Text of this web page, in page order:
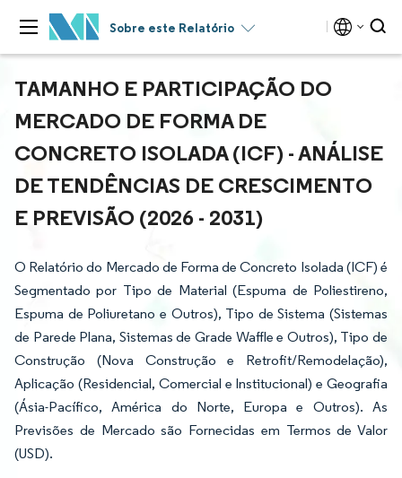
Sobre este Relatório
TAMANHO E PARTICIPAÇÃO DO
MERCADO DE FORMA DE
CONCRETO ISOLADA (ICF) - ANÁLISE
DE TENDÊNCIAS DE CRESCIMENTO
E PREVISÃO (2026 - 2031)
O Relatório do Mercado de Forma de Concreto Isolada (ICF) é
Segmentado por Tipo de Material (Espuma de Poliestireno,
Espuma de Poliuretano e Outros), Tipo de Sistema (Sistemas
de Parede Plana, Sistemas de Grade Waffle e Outros), Tipo de
Construção (Nova Construção e Retrofit/Remodelação),
Aplicação (Residencial, Comercial e Institucional) e Geografia
(Ásia-Pacífico, América do Norte, Europa e Outros). As
Previsões de Mercado são Fornecidas em Termos de Valor
(USD).